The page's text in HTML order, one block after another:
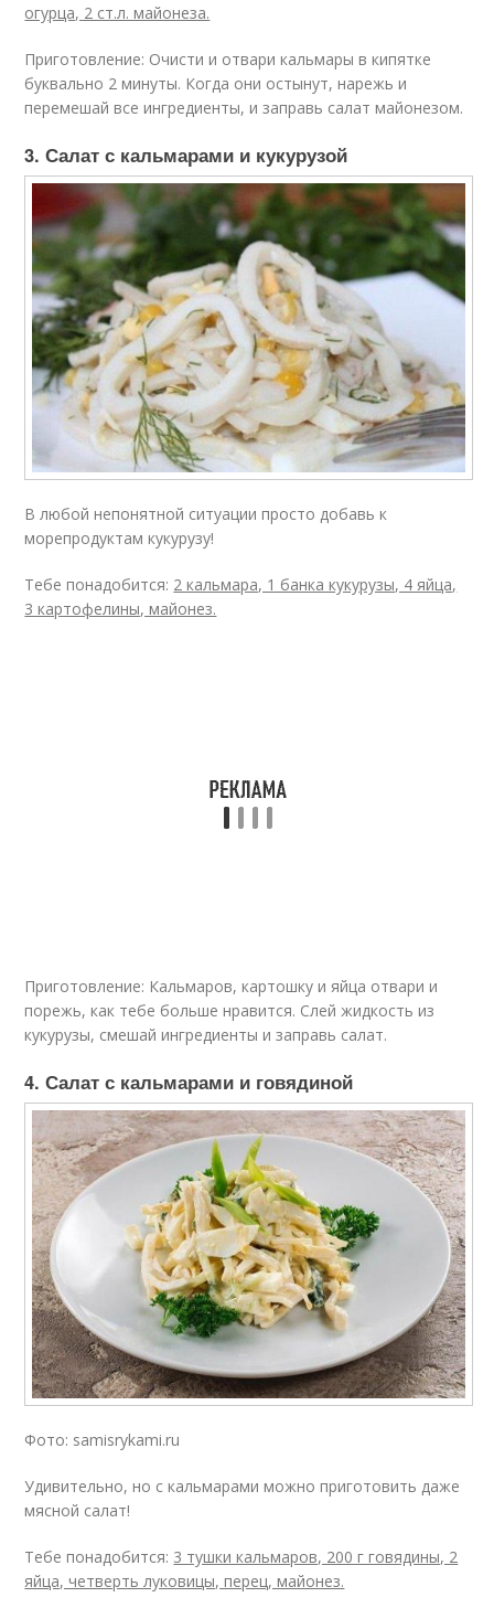
огурца, 2 ст.л. майонеза.
Приготовление: Очисти и отвари кальмары в кипятке
буквально 2 минуты. Когда они остынут, нарежь и
перемешай все ингредиенты, и заправь салат майонезом.
3. Салат с кальмарами и кукурузой
В любой непонятной ситуации просто добавь к
морепродуктам кукурузу!
Тебе понадобится: 2 кальмара, 1 банка кукурузы, 4 яйца,
3 картофелины, майонез.
Приготовление: Кальмаров, картошку и яйца отвари и
порежь, как тебе больше нравится. Слей жидкость из
кукурузы, смешай ингредиенты и заправь салат.
4. Салат с кальмарами и говядиной
Фото: samisrykami.ru
Удивительно, но с кальмарами можно приготовить даже
мясной салат!
Тебе понадобится: 3 тушки кальмаров, 200 г говядины, 2
яйца, четверть луковицы, перец, майонез.